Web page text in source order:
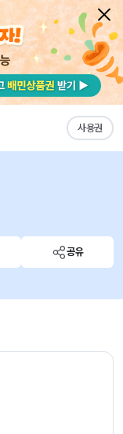
사용권
공유